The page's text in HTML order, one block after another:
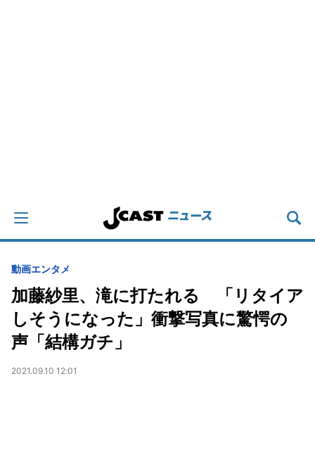
動画エンタメ
加藤紗里、滝に打たれる 「リタイア
しそうになった」衝撃写真に驚愕の
声「結構ガチ」
2021.09.10 12:01